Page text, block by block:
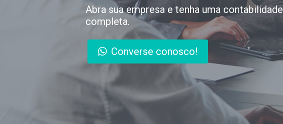
Abra sua empresa e tenha uma contabilidade
completa.
Converse conosco!